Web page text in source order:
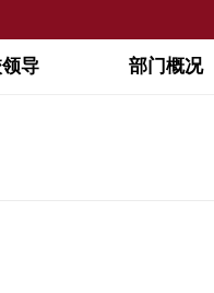
导 部门概况